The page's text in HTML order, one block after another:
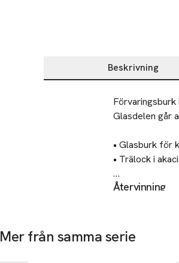
Beskrivning
Beskrivning
Glasdelen går
• Glasburk för
• Trälock i
Mått:
Återvinning
Åhléns AB
Mer från samma serie